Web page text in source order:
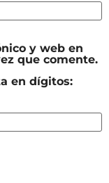
y web en
que comente.
en dígitos: